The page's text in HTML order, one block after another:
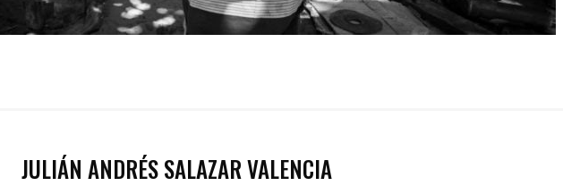
JULIÁN ANDRÉS SALAZAR VALENCIA